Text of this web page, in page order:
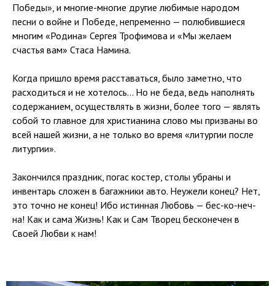
Победы», и многие-многие другие любимые народом
песни о войне и Победе, непременно — полюбившиеся
многим «Родина» Сергея Трофимова и «Мы желаем
счастья вам» Стаса Намина.
Когда пришло время расставаться, было заметно, что
расходиться и не хотелось… Но не беда, ведь наполнять
содержанием, осуществлять в жизни, более того — являть
собой то главное для христианина слово мы призваны во
всей нашей жизни, а не только во время «литургии после
литургии».
Закончился праздник, погас костер, столы убраны и
инвентарь сложен в багажники авто. Неужели конец? Нет,
это точно не конец! Ибо истинная Любовь — бес-ко-неч-
на! Как и сама Жизнь! Как и Сам Творец бесконечен в
Своей Любви к нам!